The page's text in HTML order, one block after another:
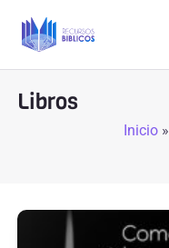
Libros
Inicio»